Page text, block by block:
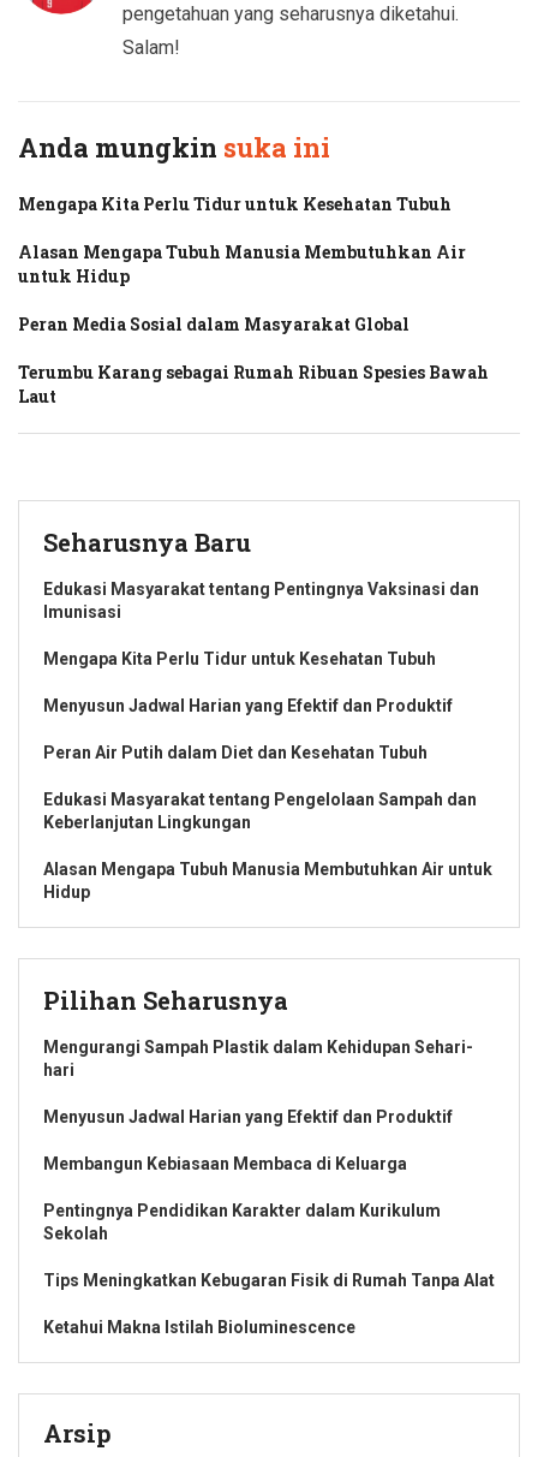
pengetahuan yang seharusnya diketahui.
Salam!
Anda mungkin suka ini
Mengapa Kita Perlu Tidur untuk Kesehatan Tubuh
Alasan Mengapa Tubuh Manusia Membutuhkan Air
untuk Hidup
Peran Media Sosial dalam Masyarakat Global
Terumbu Karang sebagai Rumah Ribuan Spesies Bawah
Laut
Seharusnya Baru
Edukasi Masyarakat tentang Pentingnya Vaksinasi dan
Imunisasi
Mengapa Kita Perlu Tidur untuk Kesehatan Tubuh
Menyusun Jadwal Harian yang Efektif dan Produktif
Peran Air Putih dalam Diet dan Kesehatan Tubuh
Edukasi Masyarakat tentang Pengelolaan Sampah dan
Keberlanjutan Lingkungan
Alasan Mengapa Tubuh Manusia Membutuhkan Air untuk
Hidup
Pilihan Seharusnya
Mengurangi Sampah Plastik dalam Kehidupan Sehari-
hari
Menyusun Jadwal Harian yang Efektif dan Produktif
Membangun Kebiasaan Membaca di Keluarga
Pentingnya Pendidikan Karakter dalam Kurikulum
Sekolah
Tips Meningkatkan Kebugaran Fisik di Rumah Tanpa Alat
Ketahui Makna Istilah Bioluminescence
Arsip